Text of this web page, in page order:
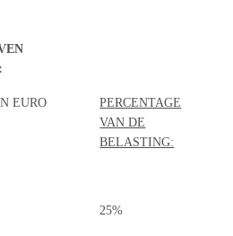
EURO
PERCENTAGE
VAN DE
BELASTING:
25%